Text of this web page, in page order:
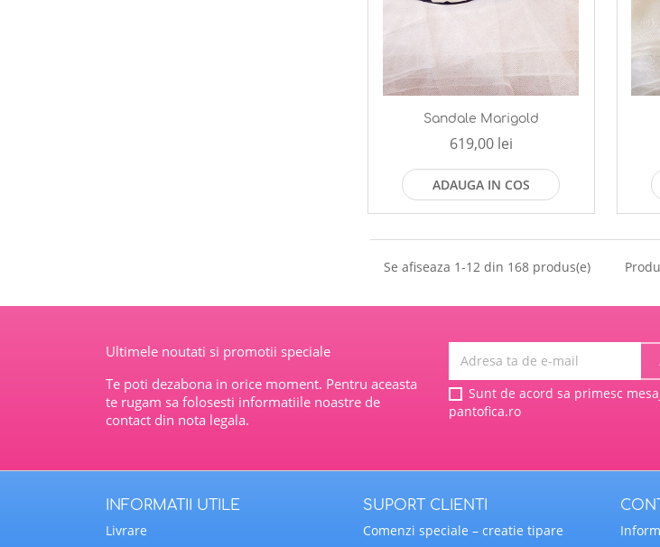
Sandale Marigold
619,00 lei
ADAUGA IN COS
Se afiseaza 1-12 din 168 produs(e)
Ultimele noutati si promotii speciale
Te poti dezabona in orice moment. Pentru aceasta
te rugam sa folosesti informatiile noastre de
contact din nota legala.
Sunt de acord sa primesc
pantofica.ro
INFORMATII UTILE
Livrare
SUPORT CLIENTI
Comenzi speciale – creatie tipare